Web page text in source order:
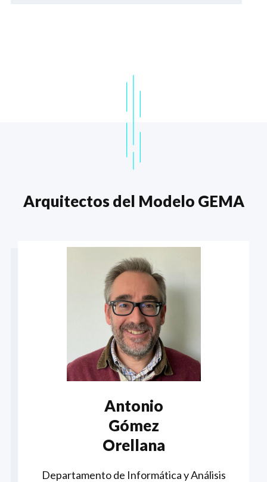
Arquitectos del Modelo GEMA
Antonio
Gómez
Orellana
Departamento de Informática y Análisis